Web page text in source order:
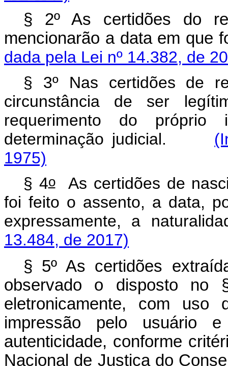
§ 2º As certidões do
mencionarão a data em
dada pela Lei nº 14.382, de
§ 3º Nas certidões de
circunstância de ser
requerimento do
determinação judicial.
1975)
§ 4oAs certidões de
foi feito o assento, a data,
expressamente, a
13.484, de 2017)
§ 5º As certidões
observado o disposto no
eletronicamente, com
impressão pelo usuário
autenticidade, conforme
Nacional de Justiça do